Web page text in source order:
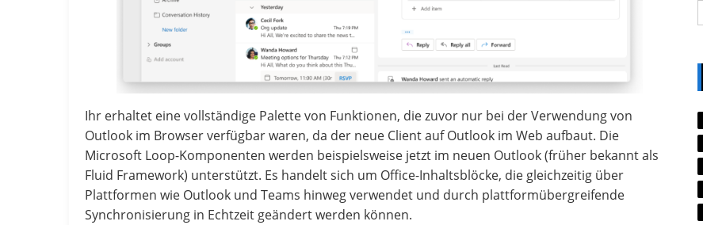
Ihr erhaltet eine vollständige Palette von Funktionen, die zuvor nur bei der Verwendung von
Outlook im Browser verfügbar waren, da der neue Client auf Outlook im Web aufbaut. Die
Microsoft Loop-Komponenten werden beispielsweise jetzt im neuen Outlook (früher bekannt als
Fluid Framework) unterstützt. Es handelt sich um Office-Inhaltsblöcke, die gleichzeitig über
Plattformen wie Outlook und Teams hinweg verwendet und durch plattformübergreifende
Synchronisierung in Echtzeit geändert werden können.